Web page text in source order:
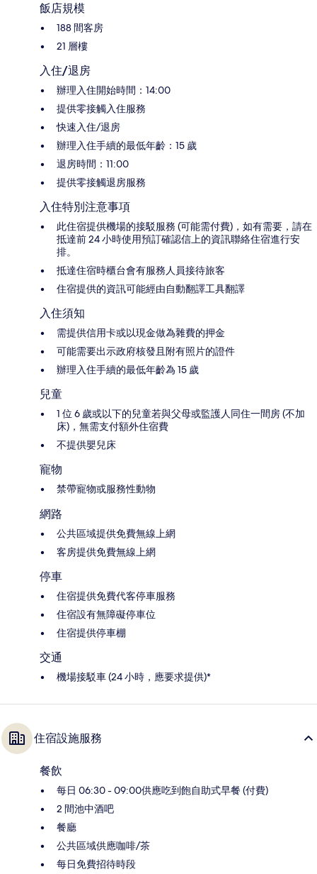
飯店規模
188 間客房
21 層樓
入住/退房
辦理入住開始時間：14:00
提供零接觸入住服務
快速入住/退房
辦理入住手續的最低年齡：15 歲
退房時間：11:00
提供零接觸退房服務
入住特別注意事項
此住宿提供機場的接駁服務 (可能需付費)，如有需要，請在
抵達前 24 小時使用預訂確認信上的資訊聯絡住宿進行安
排。
抵達住宿時櫃台會有服務人員接待旅客
住宿提供的資訊可能經由自動翻譯工具翻譯
入住須知
需提供信用卡或以現金做為雜費的押金
可能需要出示政府核發且附有照片的證件
辦理入住手續的最低年齡為 15 歲
兒童
1 位 6 歲或以下的兒童若與父母或監護人同住一間房 (不加
床)，無需支付額外住宿費
不提供嬰兒床
寵物
禁帶寵物或服務性動物
網路
公共區域提供免費無線上網
客房提供免費無線上網
停車
住宿提供免費代客停車服務
住宿設有無障礙停車位
住宿提供停車棚
交通
機場接駁車 (24 小時，應要求提供)*
住宿設施服務
餐飲
每日 06:30 - 09:00供應吃到飽自助式早餐 (付費)
2 間池中酒吧
餐廳
公共區域供應咖啡/茶
每日免費招待時段